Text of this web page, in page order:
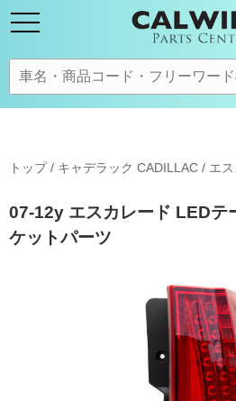
トップ/ キャデラック CADILLAC / エ
07-12y エスカレード LEDテ
ケットパーツ